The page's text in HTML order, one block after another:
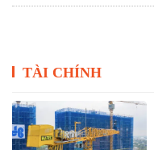
TÀI CHÍNH